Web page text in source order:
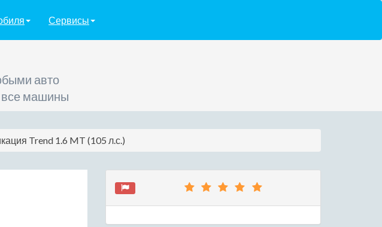
Сервисы
авто
все машины
Trend 1.6 MT (105 л.с.)